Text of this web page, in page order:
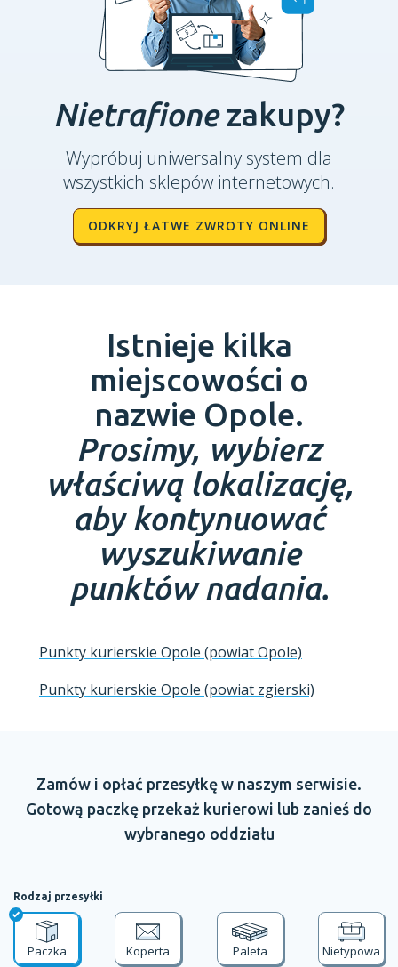
Nietrafionezakupy?
Wypróbuj uniwersalny system dla
wszystkich sklepów internetowych.
ODKRYJ ŁATWE ZWROTY ONLINE
Istnieje kilka
miejscowości o
nazwie Opole.
Prosimy, wybierz
właściwą lokalizację,
aby kontynuować
wyszukiwanie
punktów nadania.
Punkty kurierskie Opole (powiat Opole)
Punkty kurierskie Opole (powiat zgierski)
Zamów i opłać przesyłkę w naszym serwisie.
Gotową paczkę przekaż kurierowi lub zanieś do
wybranego oddziału
Rodzaj przesyłki
Paczka Koperta Paleta Nietypowa